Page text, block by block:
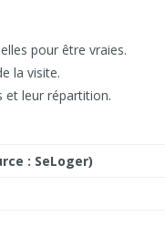
pour être vraies.
la visite.
et leur répartition.
: SeLoger)